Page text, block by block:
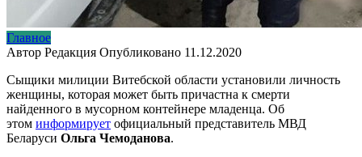
Главное
Автор Редакция Опубликовано 11.12.2020
Сыщики милиции Витебской области установили личность
женщины, которая может быть причастна к смерти
найденного в мусорном контейнере младенца. Об
этом информирует официальный представитель МВД
Беларуси Ольга Чемоданова.